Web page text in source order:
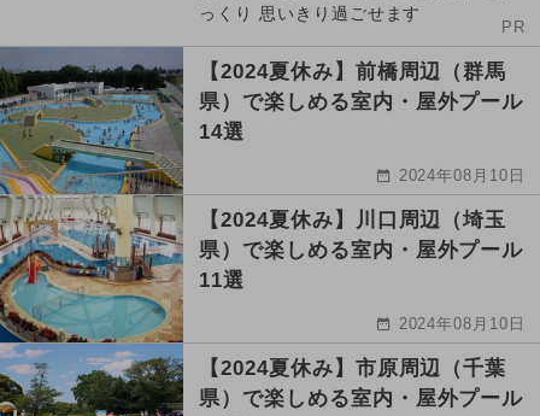
っくり 思いきり過ごせます
PR
【2024夏休み】前橋周辺（群馬
県）で楽しめる室内・屋外プール
14選
2024年08月10日
【2024夏休み】川口周辺（埼玉
県）で楽しめる室内・屋外プール
11選
2024年08月10日
【2024夏休み】市原周辺（千葉
県）で楽しめる室内・屋外プール